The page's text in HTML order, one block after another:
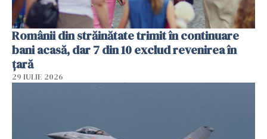
Românii din străinătate trimit în continuare
bani acasă, dar 7 din 10 exclud revenirea în
țară
29 IULIE 2026